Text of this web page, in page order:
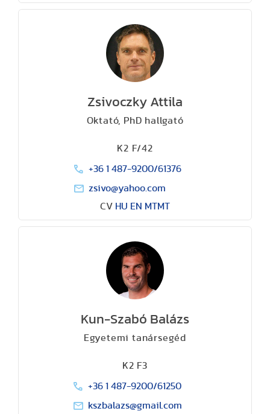
Zsivoczky Attila
Oktató, PhD hallgató
K2 F/42
+36 1 487-9200/61376
zsivo@yahoo.com
CV HU EN MTMT
Kun-Szabó Balázs
Egyetemi tanársegéd
K2 F3
+36 1 487-9200/61250
kszbalazs@gmail.com